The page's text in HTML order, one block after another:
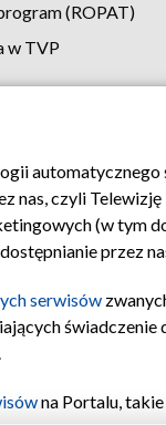
(ROPAT)
w TVP
Moje zgody
czyli
(w tym
przez
serwisów
świadczenie
na Portalu,